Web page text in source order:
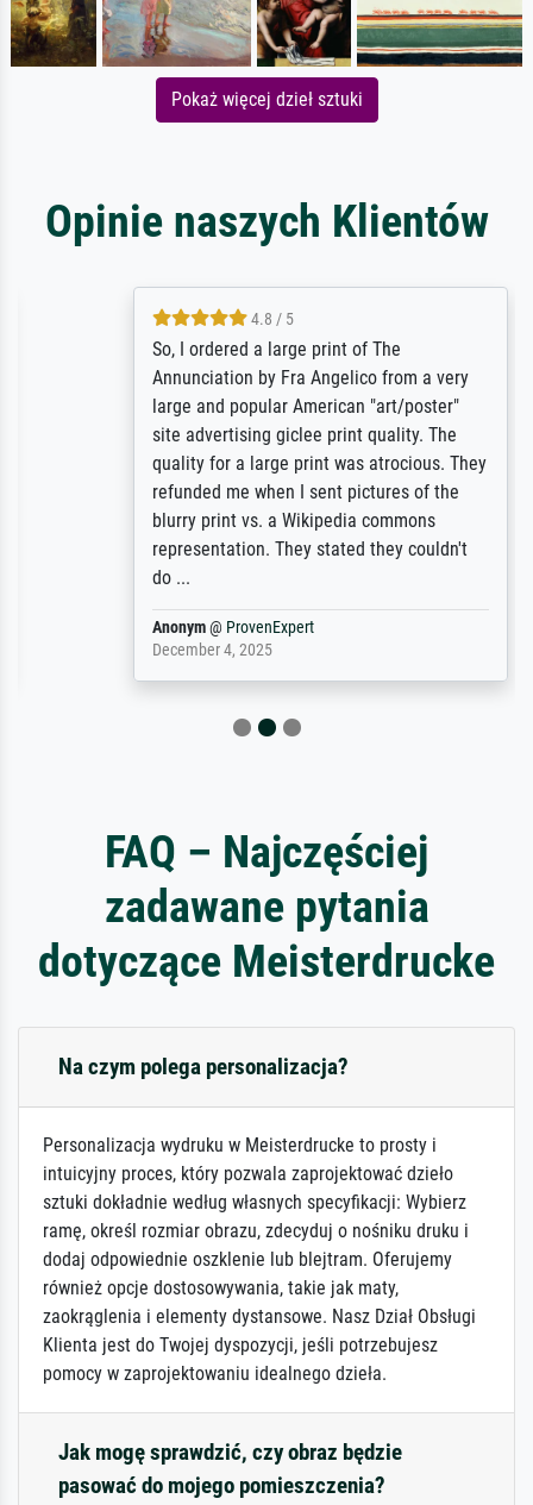
Pokaż więcej dzieł sztuki
Opinie naszych Klientów
4.8 / 5
So, I ordered a large print of The
Annunciation by Fra Angelico from a very
large and popular American "art/poster"
site advertising giclee print quality. The
quality for a large print was atrocious. They
refunded me when I sent pictures of the
blurry print vs. a Wikipedia commons
representation. They stated they couldn't
@ProvenExpert
December 4, 2025
FAQ – Najczęściej
zadawane pytania
dotyczące Meisterdrucke
Na czym polega personalizacja?
Personalizacja wydruku w Meisterdrucke to prosty i
intuicyjny proces, który pozwala zaprojektować dzieło
sztuki dokładnie według własnych specyfikacji: Wybierz
ramę, określ rozmiar obrazu, zdecyduj o nośniku druku i
dodaj odpowiednie oszklenie lub blejtram. Oferujemy
również opcje dostosowywania, takie jak maty,
zaokrąglenia i elementy dystansowe. Nasz Dział Obsługi
Klienta jest do Twojej dyspozycji, jeśli potrzebujesz
pomocy w zaprojektowaniu idealnego dzieła.
Jak mogę sprawdzić, czy obraz będzie
pasować do mojego pomieszczenia?